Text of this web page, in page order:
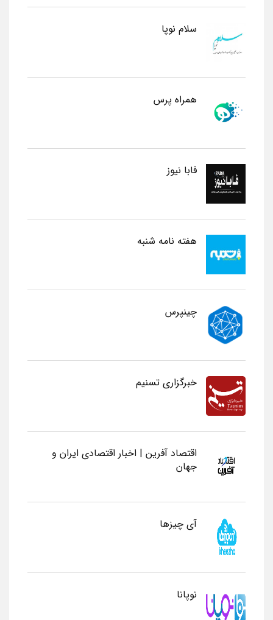
سلام نوپا
همراه پرس
فابا نیوز
هفته نامه شنبه
چینپرس
خبرگزاری تسنیم
اقتصاد آفرین | اخبار اقتصادی ایران و
جهان
آی چیزها
نوپانا